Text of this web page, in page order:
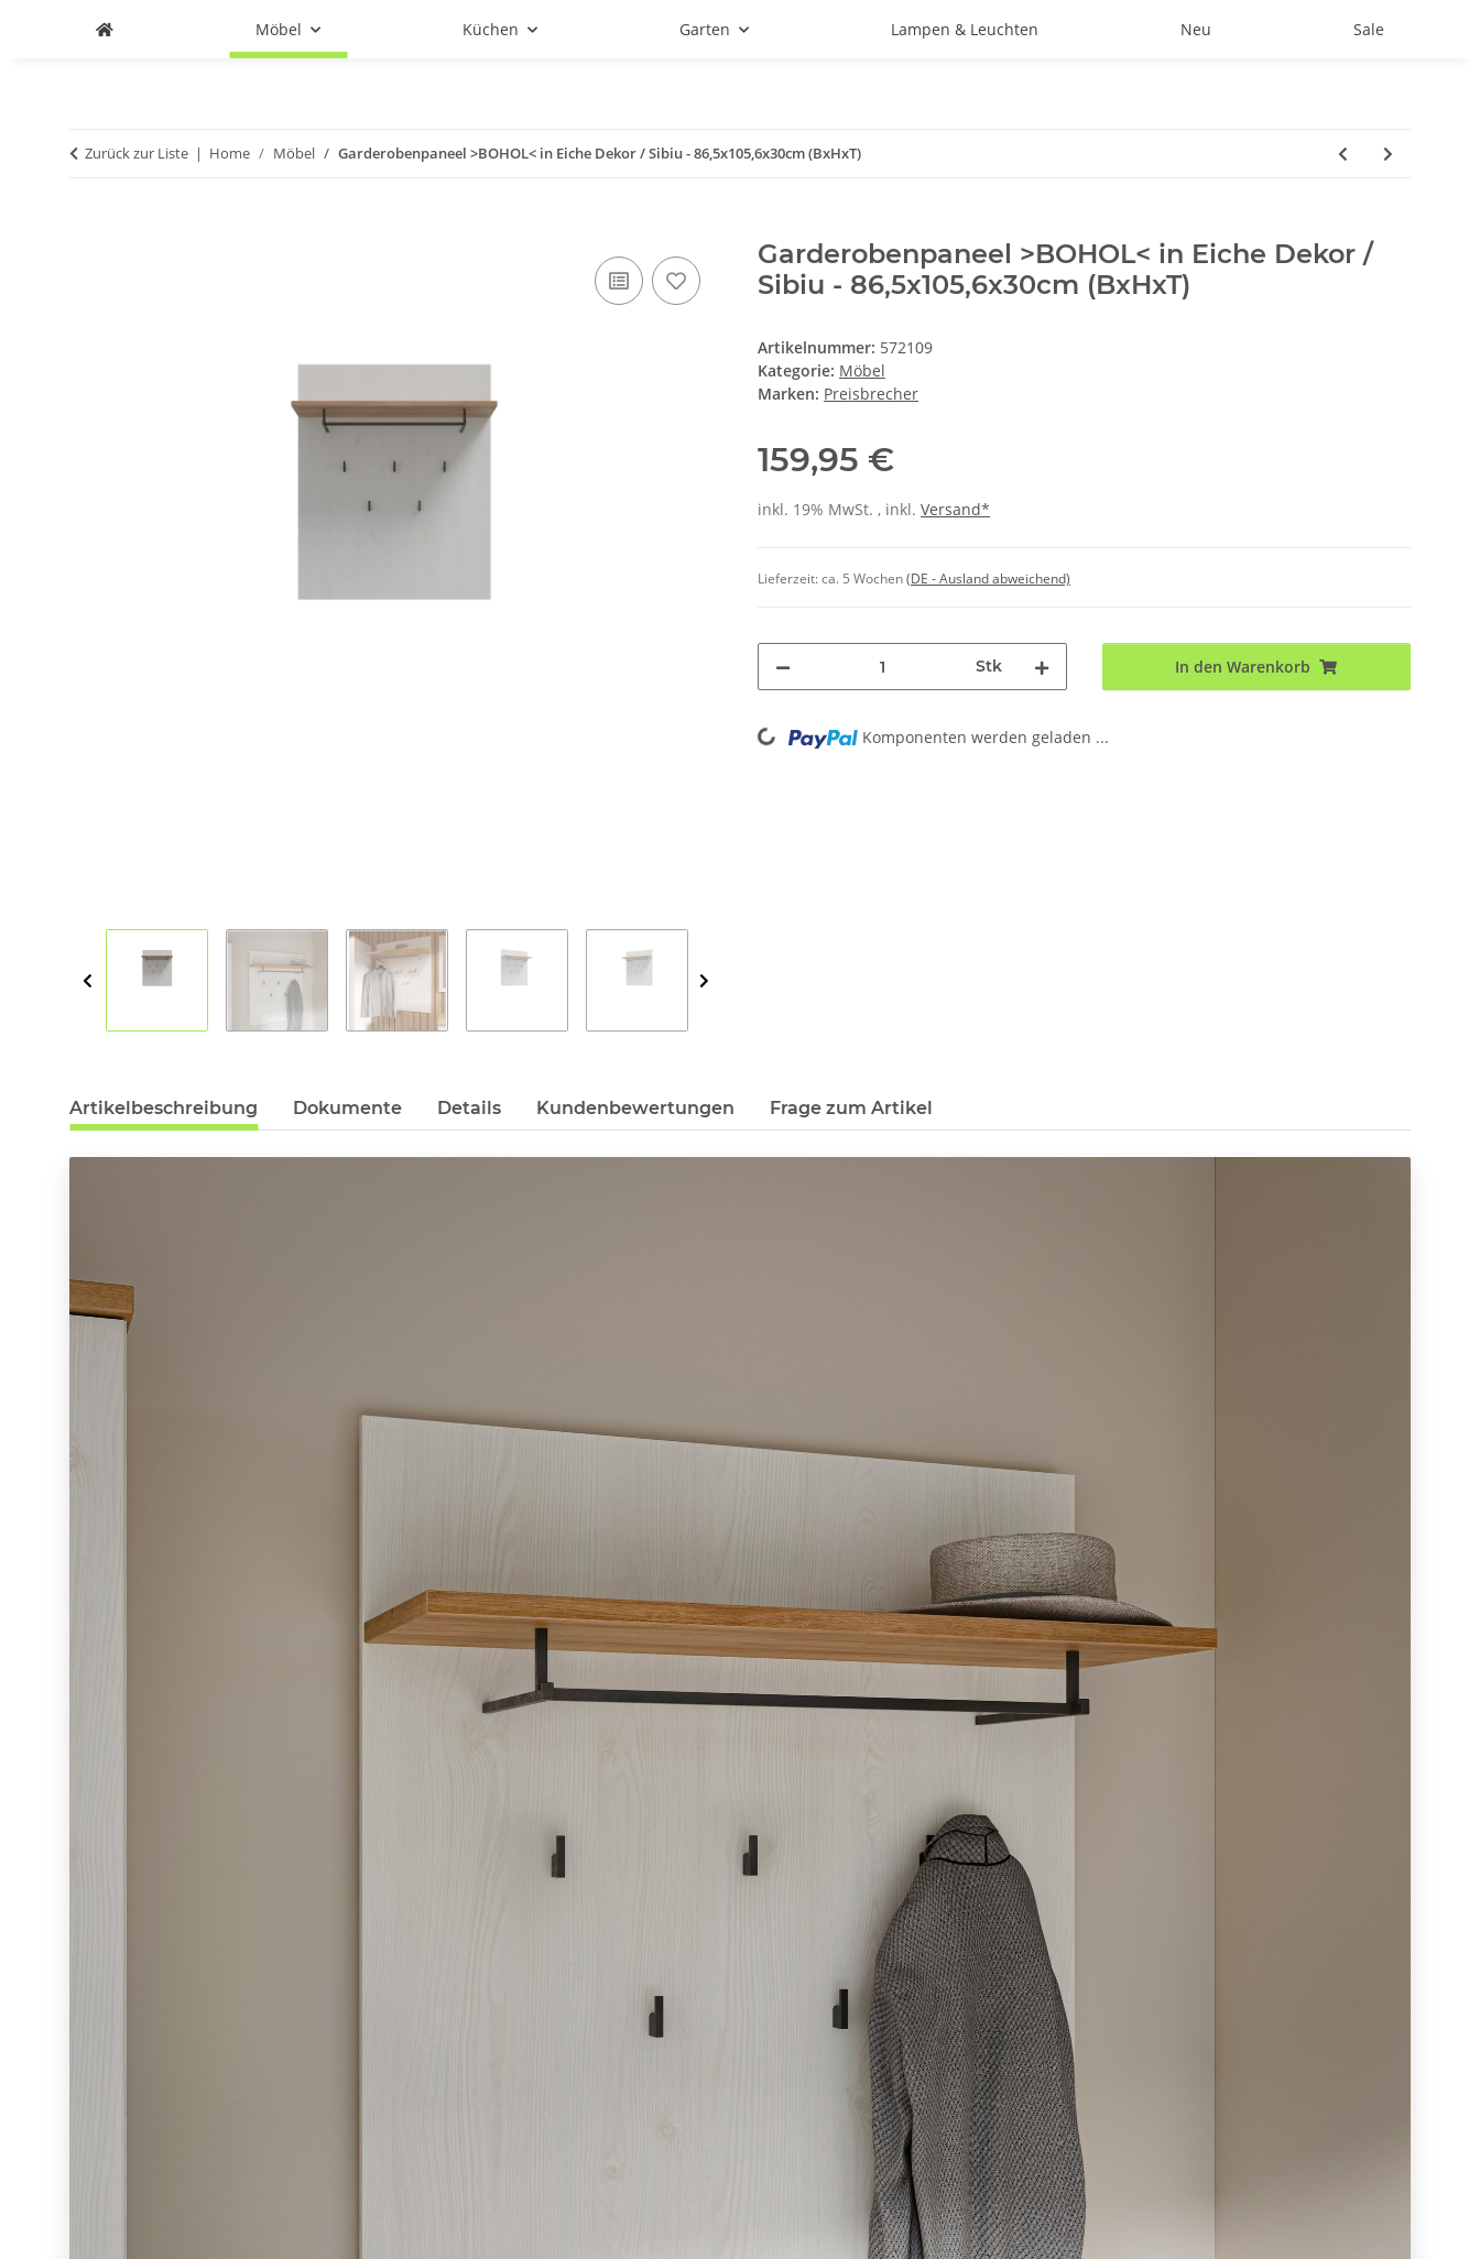
Möbel Küchen Garten Lampen & Leuchten Neu Sale
Zurück zur Liste Home Möbel Garderobenpaneel >BOHOL< in Eiche Dekor / Sibiu - 86,5x105,6x30cm (BxHxT)
Garderobenpaneel >BOHOL< in Eiche Dekor /
Sibiu - 86,5x105,6x30cm (BxHxT)
Artikelnummer: 572109
Kategorie: Möbel
Marken: Preisbrecher
159,95 €
inkl. 19% MwSt. , inkl. Versand*
Lieferzeit:ca. 5 Wochen(DE - Ausland abweichend)
Stk In den Warenkorb
Loading... Komponenten werden geladen ...
Artikelbeschreibung Dokumente Details Kundenbewertungen Frage zum Artikel